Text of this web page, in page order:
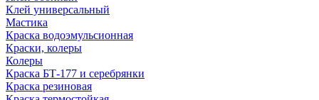
Клей универсальный
Мастика
Краска водоэмульсионная
Краски, колеры
Колеры
Краска БТ-177 и серебрянки
Краска резиновая